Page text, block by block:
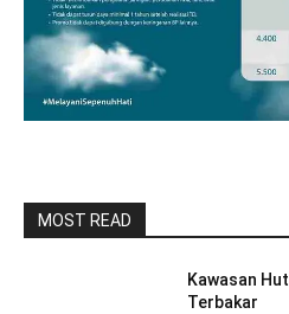
MOST READ
Kawasan
Terbakar